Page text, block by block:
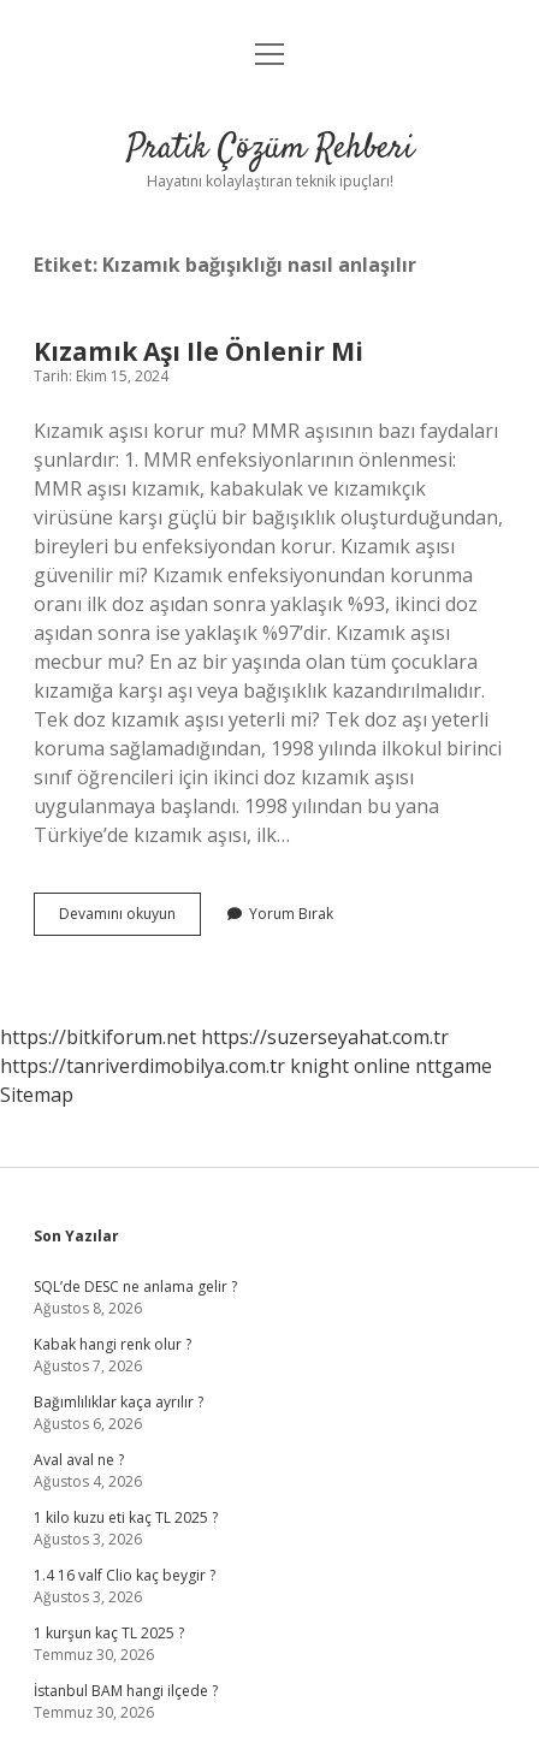
Anasayfa
Yasal Uyarı
menüyü
Pratik Çözüm Rehberi
Hayatını kolaylaştıran teknik ipuçları!
Etiket: Kızamık bağışıklığı nasıl anlaşılır
Kızamık Aşı Ile Önlenir Mi
Tarih: Ekim 15, 2024
Kızamık aşısı korur mu? MMR aşısının bazı faydaları
şunlardır: 1. MMR enfeksiyonlarının önlenmesi:
MMR aşısı kızamık, kabakulak ve kızamıkçık
virüsüne karşı güçlü bir bağışıklık oluşturduğundan,
bireyleri bu enfeksiyondan korur. Kızamık aşısı
güvenilir mi? Kızamık enfeksiyonundan korunma
oranı ilk doz aşıdan sonra yaklaşık %93, ikinci doz
aşıdan sonra ise yaklaşık %97’dir. Kızamık aşısı
mecbur mu? En az bir yaşında olan tüm çocuklara
kızamığa karşı aşı veya bağışıklık kazandırılmalıdır.
Tek doz kızamık aşısı yeterli mi? Tek doz aşı yeterli
koruma sağlamadığından, 1998 yılında ilkokul birinci
sınıf öğrencileri için ikinci doz kızamık aşısı
uygulanmaya başlandı. 1998 yılından bu yana
Türkiye’de kızamık aşısı, ilk…
Devamını okuyun
Aşı
Yorum Bırak
https://bitkiforum.net https://suzerseyahat.com.tr
https://tanriverdimobilya.com.tr knight online nttgame
Sitemap
Sidebar
Son Yazılar
SQL’de DESC ne anlama gelir ?
Ağustos 8, 2026
Kabak hangi renk olur ?
Ağustos 7, 2026
Bağımlılıklar kaça ayrılır ?
Ağustos 6, 2026
Aval aval ne ?
Ağustos 4, 2026
1 kilo kuzu eti kaç TL 2025 ?
Ağustos 3, 2026
1.4 16 valf Clio kaç beygir ?
Ağustos 3, 2026
1 kurşun kaç TL 2025 ?
Temmuz 30, 2026
İstanbul BAM hangi ilçede ?
Temmuz 30, 2026